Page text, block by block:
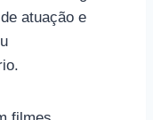
atuação e